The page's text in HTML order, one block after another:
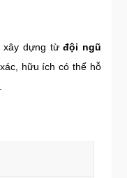
xây dựng từđội ngũ
hữu ích có thể hỗ